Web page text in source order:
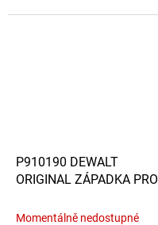
P910190 DEWALT
ORIGINAL ZÁPADKA PRO
Momentálně nedostupné